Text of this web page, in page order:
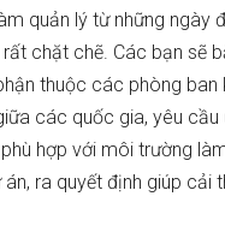
quản lý từ những ngày
chặt chẽ. Các bạn sẽ
thuộc các phòng
các quốc gia, yêu
hợp với môi trường
ra quyết định giúp cải